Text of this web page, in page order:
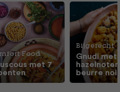
Food
met 7
Bijgerecht
Gnudi met
beurre